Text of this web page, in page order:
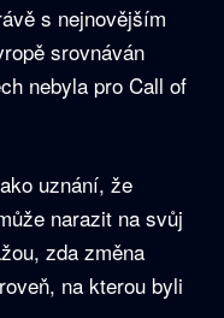
s nejnovějším
srovnáván
nebyla pro Call of
uznání, že
narazit na svůj
zda změna
na kterou byli